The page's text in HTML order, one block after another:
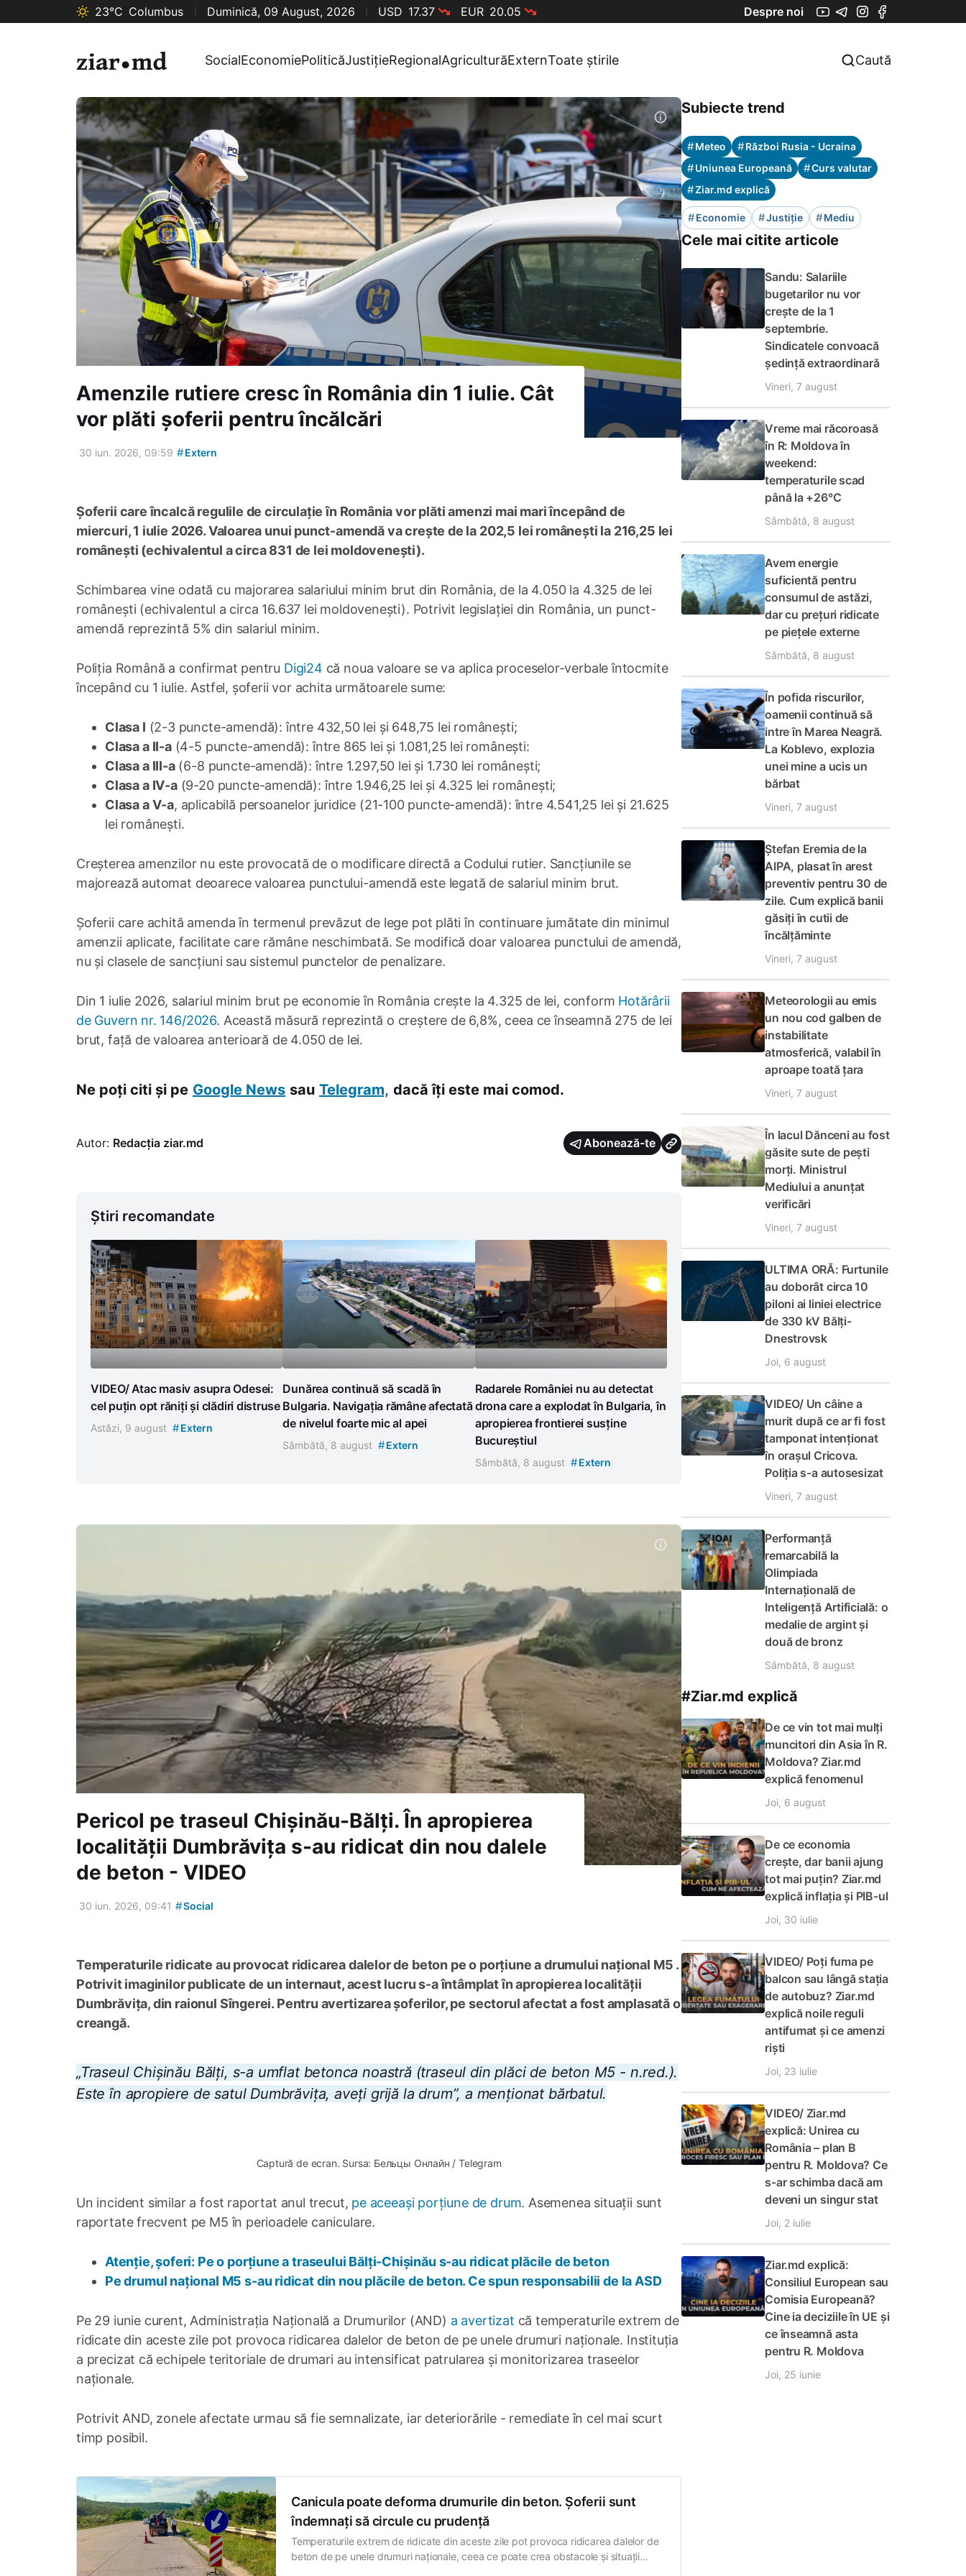
23°C Columbus Duminică, 09 August, 2026 USD 17.37 EUR 20.05 Despre noi
SocialEconomiePoliticăJustițieRegionalAgriculturăExternToate știrile Caută
Amenzile rutiere cresc în România din 1 iulie. Cât
vor plăti șoferii pentru încălcări
30 iun. 2026, 09:59 #Extern
Șoferii care încalcă regulile de circulație în România vor plăti amenzi mai mari începând de
miercuri, 1 iulie 2026. Valoarea unui punct-amendă va crește de la 202,5 lei românești la 216,25 lei
românești (echivalentul a circa 831 de lei moldovenești).
Schimbarea vine odată cu majorarea salariului minim brut din România, de la 4.050 la 4.325 de lei
românești (echivalentul a circa 16.637 lei moldovenești). Potrivit legislației din România, un punct-
amendă reprezintă 5% din salariul minim.
Poliția Română a confirmat pentru Digi24 că noua valoare se va aplica proceselor-verbale întocmite
începând cu 1 iulie. Astfel, șoferii vor achita următoarele sume:
Clasa I (2-3 puncte-amendă): între 432,50 lei și 648,75 lei românești;
Clasa a II-a(4-5 puncte-amendă): între 865 lei și 1.081,25 lei românești:
Clasa a III-a(6-8 puncte-amendă): între 1.297,50 lei și 1.730 lei românești;
Clasa a IV-a(9-20 puncte-amendă): între 1.946,25 lei și 4.325 lei românești;
Clasa a V-a, aplicabilă persoanelor juridice (21-100 puncte-amendă): între 4.541,25 lei și 21.625
lei românești.
Creșterea amenzilor nu este provocată de o modificare directă a Codului rutier. Sancțiunile se
majorează automat deoarece valoarea punctului-amendă este legată de salariul minim brut.
Șoferii care achită amenda în termenul prevăzut de lege pot plăti în continuare jumătate din minimul
amenzii aplicate, facilitate care rămâne neschimbată. Se modifică doar valoarea punctului de amendă,
nu și clasele de sancțiuni sau sistemul punctelor de penalizare.
Din 1 iulie 2026, salariul minim brut pe economie în România crește la 4.325 de lei, conform Hotărârii
de Guvern nr. 146/2026. Această măsură reprezintă o creștere de 6,8%, ceea ce înseamnă 275 de lei
brut, față de valoarea anterioară de 4.050 de lei.
Ne poți citi și pe Google News sau Telegram, dacă îți este mai comod.
Autor: Redacția ziar.md Abonează-te
Știri recomandate
VIDEO/ Atac masiv asupra Odesei:
cel puțin opt răniți și clădiri distruse
Astăzi, 9 august #Extern
Dunărea continuă să scadă în
Bulgaria. Navigația rămâne afectată
de nivelul foarte mic al apei
Sâmbătă, 8 august #Extern
Radarele României nu au detectat
drona care a explodat în Bulgaria, în
apropierea frontierei susține
Bucureștiul
Sâmbătă, 8 august #Extern
Pericol pe traseul Chișinău-Bălți. În apropierea
localității Dumbrăvița s-au ridicat din nou dalele
de beton - VIDEO
30 iun. 2026, 09:41 #Social
Temperaturile ridicate au provocat ridicarea dalelor de beton pe o porțiune a drumului național M5 .
Potrivit imaginilor publicate de un internaut, acest lucru s-a întâmplat în apropierea localității
Dumbrăvița, din raionul Sîngerei. Pentru avertizarea șoferilor, pe sectorul afectat a fost amplasată o
creangă.
„Traseul Chișinău Bălți, s-a umflat betonca noastră (traseul din plăci de beton M5 - n.red.).
Este în apropiere de satul Dumbrăvița, aveți grijă la drum”, a menționat bărbatul.
Captură de ecran. Sursa: Бельцы Онлайн / Telegram
Un incident similar a fost raportat anul trecut, pe aceeași porțiune de drum. Asemenea situații sunt
raportate frecvent pe M5 în perioadele caniculare.
Atenție, șoferi: Pe o porțiune a traseului Bălți-Chișinău s-au ridicat plăcile de beton
Pe drumul național M5 s-au ridicat din nou plăcile de beton. Ce spun responsabilii de la ASD
Pe 29 iunie curent, Administrația Națională a Drumurilor (AND) a avertizat că temperaturile extrem de
ridicate din aceste zile pot provoca ridicarea dalelor de beton de pe unele drumuri naționale. Instituția
a precizat că echipele teritoriale de drumari au intensificat patrularea și monitorizarea traseelor
naționale.
Potrivit AND, zonele afectate urmau să fie semnalizate, iar deteriorările - remediate în cel mai scurt
timp posibil.
Canicula poate deforma drumurile din beton. Șoferii sunt
îndemnați să circule cu prudență
Temperaturile extrem de ridicate din aceste zile pot provoca ridicarea dalelor de
beton de pe unele drumuri naționale, ceea ce poate crea obstacole și situații
Subiecte trend
#Meteo #Război Rusia - Ucraina
#Uniunea Europeană #Curs valutar
#Ziar.md explică
#Economie #Justiție #Mediu
Cele mai citite articole
Sandu: Salariile
bugetarilor nu vor
crește de la 1
septembrie.
Sindicatele convoacă
ședință extraordinară
Vineri, 7 august
Vreme mai răcoroasă
în R: Moldova în
weekend:
temperaturile scad
până la +26°C
Sâmbătă, 8 august
Avem energie
suficientă pentru
consumul de astăzi,
dar cu prețuri ridicate
pe piețele externe
Sâmbătă, 8 august
În pofida riscurilor,
oamenii continuă să
intre în Marea Neagră.
La Koblevo, explozia
unei mine a ucis un
bărbat
Vineri, 7 august
Ștefan Eremia de la
AIPA, plasat în arest
preventiv pentru 30 de
zile. Cum explică banii
găsiți în cutii de
încălțăminte
Vineri, 7 august
Meteorologii au emis
un nou cod galben de
instabilitate
atmosferică, valabil în
aproape toată țara
Vineri, 7 august
În lacul Dănceni au fost
găsite sute de pești
morți. Ministrul
Mediului a anunțat
verificări
Vineri, 7 august
ULTIMA ORĂ: Furtunile
au doborât circa 10
piloni ai liniei electrice
de 330 kV Bălți-
Dnestrovsk
Joi, 6 august
VIDEO/ Un câine a
murit după ce ar fi fost
tamponat intenționat
în orașul Cricova.
Poliția s-a autosesizat
Vineri, 7 august
Performanță
remarcabilă la
Olimpiada
Internațională de
Inteligență Artificială: o
medalie de argint și
două de bronz
Sâmbătă, 8 august
#Ziar.md explică
De ce vin tot mai mulți
muncitori din Asia în R.
Moldova? Ziar.md
explică fenomenul
Joi, 6 august
De ce economia
crește, dar banii ajung
tot mai puțin? Ziar.md
explică inflația și PIB-ul
Joi, 30 iulie
VIDEO/ Poți fuma pe
balcon sau lângă stația
de autobuz? Ziar.md
explică noile reguli
antifumat și ce amenzi
riști
Joi, 23 iulie
VIDEO/ Ziar.md
explică: Unirea cu
România – plan B
pentru R. Moldova? Ce
s-ar schimba dacă am
deveni un singur stat
Joi, 2 iulie
Ziar.md explică:
Consiliul European sau
Comisia Europeană?
Cine ia deciziile în UE și
ce înseamnă asta
pentru R. Moldova
Joi, 25 iunie